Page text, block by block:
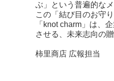
ぶ」という普遍的な
この「結び目のお守
「knot charm」は、
させる、未来志向の
柿里商店 広報担当